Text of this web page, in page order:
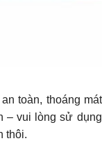
toàn, thoáng
– vui lòng sử
thôi.